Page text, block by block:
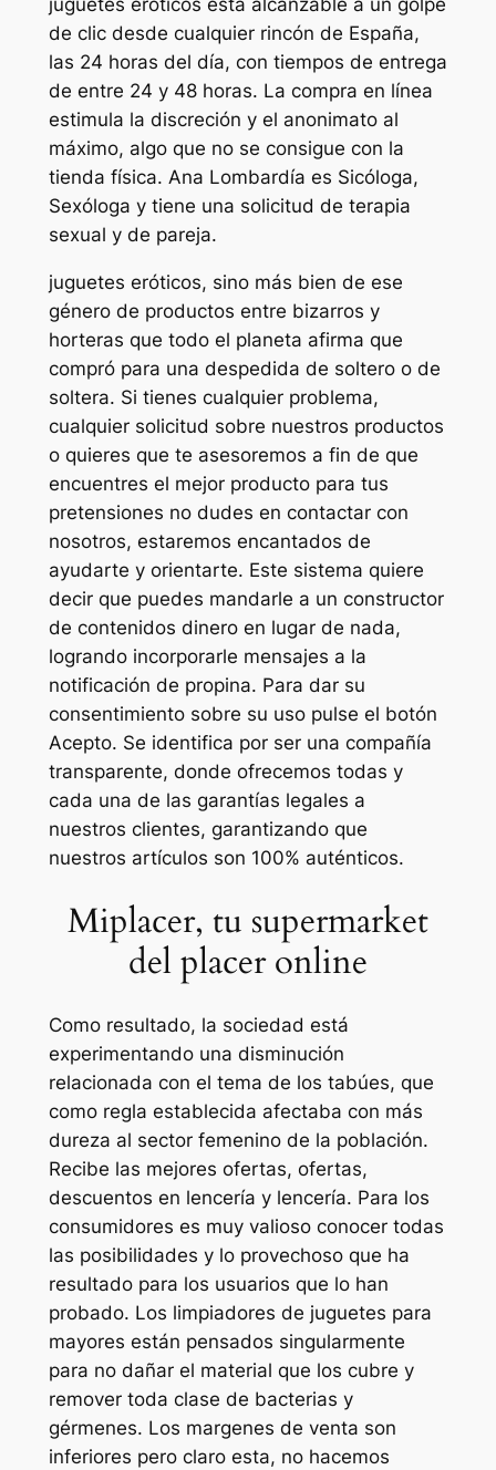
juguetes eróticos está alcanzable a un golpe
de clic desde cualquier rincón de España,
las 24 horas del día, con tiempos de entrega
de entre 24 y 48 horas. La compra en línea
estimula la discreción y el anonimato al
máximo, algo que no se consigue con la
tienda física. Ana Lombardía es Sicóloga,
Sexóloga y tiene una solicitud de terapia
sexual y de pareja.
juguetes eróticos, sino más bien de ese
género de productos entre bizarros y
horteras que todo el planeta afirma que
compró para una despedida de soltero o de
soltera. Si tienes cualquier problema,
cualquier solicitud sobre nuestros productos
o quieres que te asesoremos a fin de que
encuentres el mejor producto para tus
pretensiones no dudes en contactar con
nosotros, estaremos encantados de
ayudarte y orientarte. Este sistema quiere
decir que puedes mandarle a un constructor
de contenidos dinero en lugar de nada,
logrando incorporarle mensajes a la
notificación de propina. Para dar su
consentimiento sobre su uso pulse el botón
Acepto. Se identifica por ser una compañía
transparente, donde ofrecemos todas y
cada una de las garantías legales a
nuestros clientes, garantizando que
nuestros artículos son 100% auténticos.
Miplacer, tu supermarket
del placer online
Como resultado, la sociedad está
experimentando una disminución
relacionada con el tema de los tabúes, que
como regla establecida afectaba con más
dureza al sector femenino de la población.
Recibe las mejores ofertas, ofertas,
descuentos en lencería y lencería. Para los
consumidores es muy valioso conocer todas
las posibilidades y lo provechoso que ha
resultado para los usuarios que lo han
probado. Los limpiadores de juguetes para
mayores están pensados singularmente
para no dañar el material que los cubre y
remover toda clase de bacterias y
gérmenes. Los margenes de venta son
inferiores pero claro esta, no hacemos